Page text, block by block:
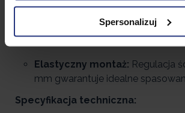
Spersonalizuj
idealne rozwiązanie również do
Elastyczny montaż: Regulacja
mm gwarantuje idealne
Specyfikacja techniczna: